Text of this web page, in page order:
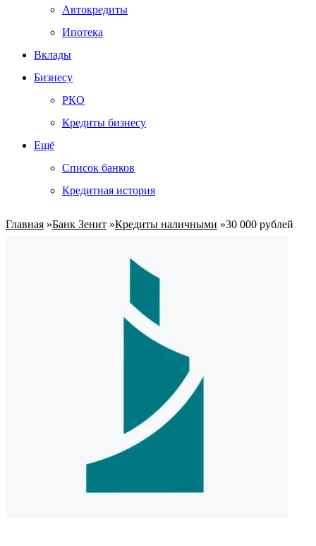
Автокредиты
Ипотека
Вклады
Бизнесу
РКО
Кредиты бизнесу
Ещё
Список банков
Кредитная история
Главная »Банк Зенит »Кредиты наличными »30 000 рублей